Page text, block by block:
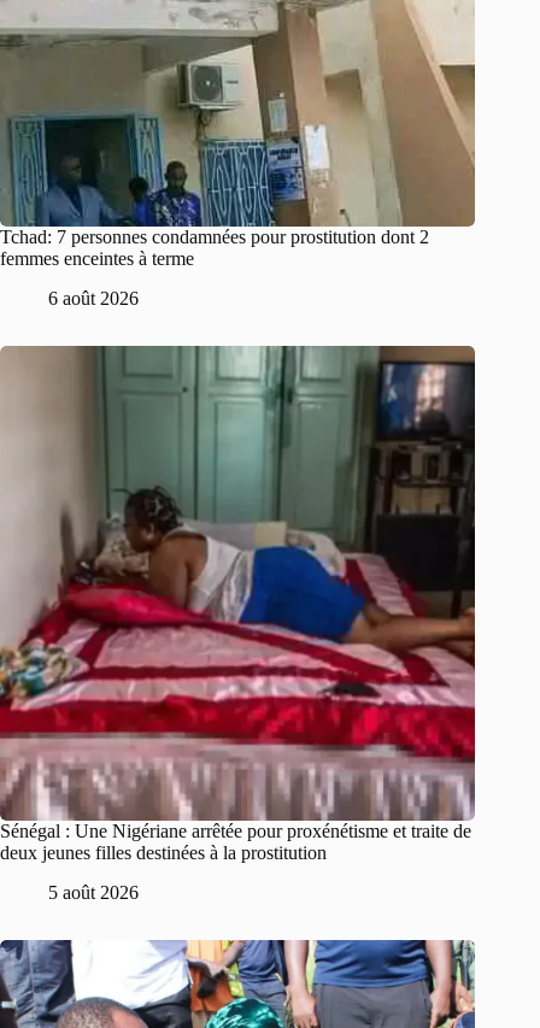
Tchad: 7 personnes condamnées pour prostitution dont 2
femmes enceintes à terme
6 août 2026
Sénégal : Une Nigériane arrêtée pour proxénétisme et traite de
deux jeunes filles destinées à la prostitution
5 août 2026